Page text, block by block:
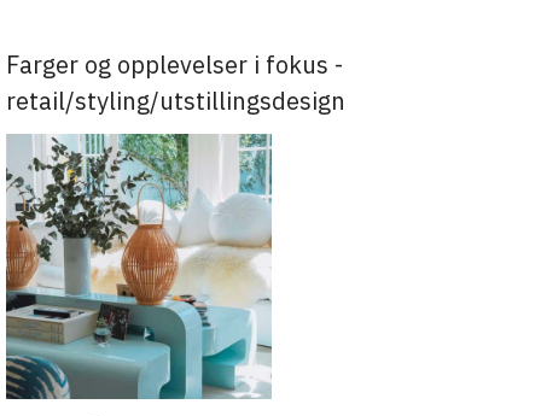
Farger og opplevelser i fokus -
retail/styling/utstillingsdesign